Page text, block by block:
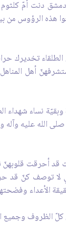
دمشق دنت أمّ
هذه الرؤوس من
الطلقاء تخديرك
أهل
وبقيّة نساء
الله عليه
أحرقت قلوبهنّ
لا توصف كنّ قد
الأعداء
كلّ الظروف وجميع